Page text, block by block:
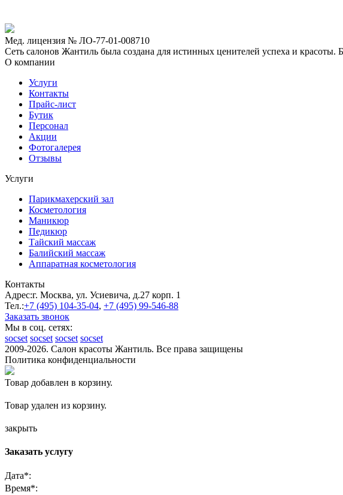
Мед. лицензия № ЛО-77-01-008710
Сеть салонов Жантиль была создана для истинных ценителей успеха и
О компании
Услуги
Контакты
Прайс-лист
Бутик
Персонал
Акции
Фотогалерея
Отзывы
Услуги
Парикмахерский зал
Косметология
Маникюр
Педикюр
Тайский массаж
Балийский массаж
Аппаратная косметология
Контакты
Адрес:г. Москва, ул. Усиевича, д.27 корп. 1
Тел.:+7 (495) 104-35-04, +7 (495) 99-546-88
Заказать звонок
Мы в соц. сетях:
socset socset socset socset
2009-2026. Салон красоты Жантиль. Все права защищены
Политика конфиденциальности
Товар добавлен в корзину.
Товар удален из корзину.
закрыть
Заказать услугу
Дата*:
Время*: